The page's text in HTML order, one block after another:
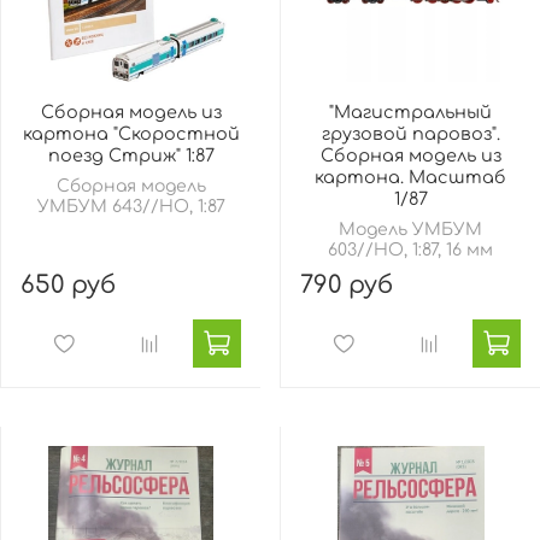
Сборная модель из
картона "Скоростной
поезд Стриж" 1:87
Сборная модель
УМБУМ 643//HO, 1:87
650 руб
"Магистральный
грузовой паровоз".
Сборная модель из
картона. Масштаб
1/87
Модель УМБУМ
603//HO, 1:87, 16 мм
790 руб